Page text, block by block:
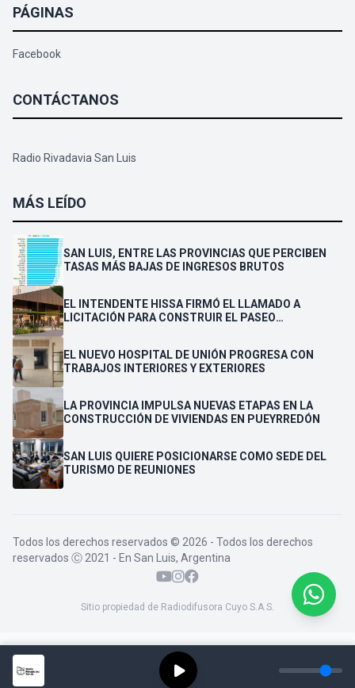
PÁGINAS
Facebook
CONTÁCTANOS
Radio Rivadavia San Luis
MÁS LEÍDO
SAN LUIS, ENTRE LAS PROVINCIAS QUE PERCIBEN
TASAS MÁS BAJAS DE INGRESOS BRUTOS
EL INTENDENTE HISSA FIRMÓ EL LLAMADO A
LICITACIÓN PARA CONSTRUIR EL PASEO
EL NUEVO HOSPITAL DE UNIÓN PROGRESA CON
TRABAJOS INTERIORES Y EXTERIORES
LA PROVINCIA IMPULSA NUEVAS ETAPAS EN LA
CONSTRUCCIÓN DE VIVIENDAS EN PUEYRREDÓN
SAN LUIS QUIERE POSICIONARSE COMO SEDE DEL
TURISMO DE REUNIONES
Todos los derechos reservados © 2026 - Todos los derechos
reservados Ⓒ 2021 - En San Luis, Argentina
Sitio propiedad de Radiodifusora Cuyo S.A.S.